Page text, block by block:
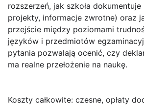
rozszerzeń, jak szkoła
projekty, informacje zwrotne) oraz
przejście między poziomami
języków i przedmiotów
pytania pozwalają ocenić, czy
ma realne przełożenie na naukę.
Koszty całkowite: czesne, opłaty